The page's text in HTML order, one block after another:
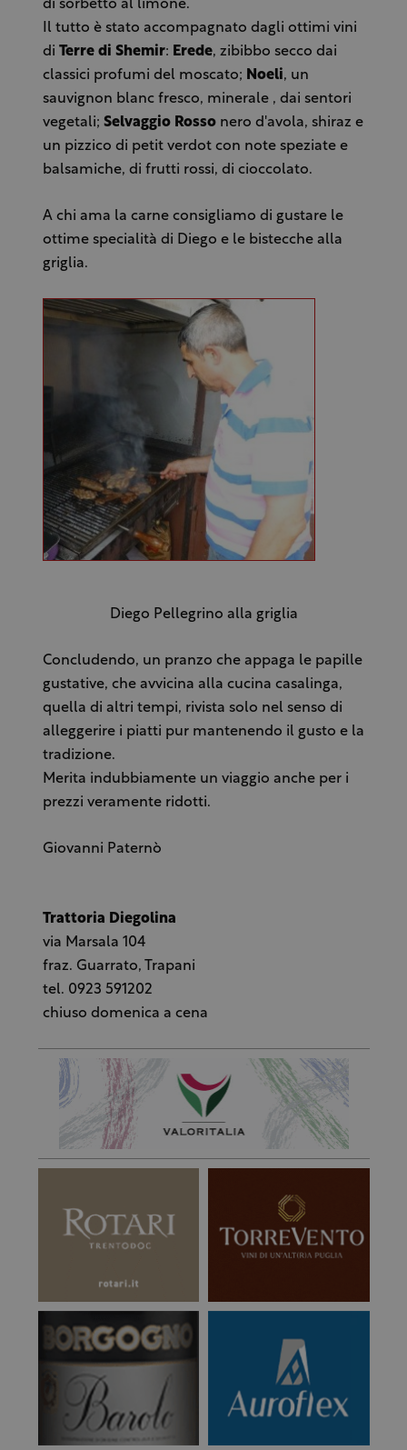
di sorbetto al limone.
Il tutto è stato accompagnato dagli ottimi vini
di Terre di Shemir: Erede, zibibbo secco dai
classici profumi del moscato; Noeli, un
sauvignon blanc fresco, minerale , dai sentori
vegetali; Selvaggio Rossonero d'avola, shiraz e
un pizzico di petit verdot con note speziate e
balsamiche, di frutti rossi, di cioccolato.
A chi ama la carne consigliamo di gustare le
ottime specialità di Diego e le bistecche alla
griglia.
Diego Pellegrino alla griglia
Concludendo, un pranzo che appaga le papille
gustative, che avvicina alla cucina casalinga,
quella di altri tempi, rivista solo nel senso di
alleggerire i piatti pur mantenendo il gusto e la
tradizione.
Merita indubbiamente un viaggio anche per i
prezzi veramente ridotti.
Giovanni Paternò
Trattoria Diegolina
via Marsala 104
fraz. Guarrato, Trapani
tel. 0923 591202
chiuso domenica a cena